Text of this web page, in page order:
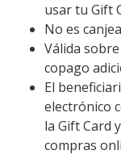
usar tu Gift
No es
Válida
copago
El
electrónico
la Gift Card
compras